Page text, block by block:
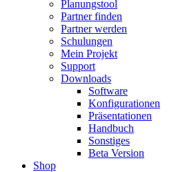
Planungstool
Partner finden
Partner werden
Schulungen
Mein Projekt
Support
Downloads
Software
Konfigurationen
Präsentationen
Handbuch
Sonstiges
Beta Version
Shop